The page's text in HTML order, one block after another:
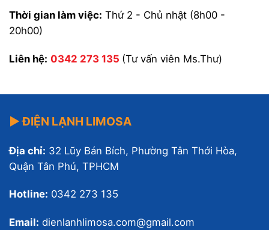
Thời gian làm việc: Thứ 2 - Chủ nhật (8h00 -
20h00)
Liên hệ: 0342 273 135 (Tư vấn viên Ms.Thư)
▶ ĐIỆN LẠNH LIMOSA
Địa chỉ: 32 Lũy Bán Bích, Phường Tân Thới Hòa,
Quận Tân Phú, TPHCM
Hotline: 0342 273 135
Email: dienlanhlimosa.com@gmail.com